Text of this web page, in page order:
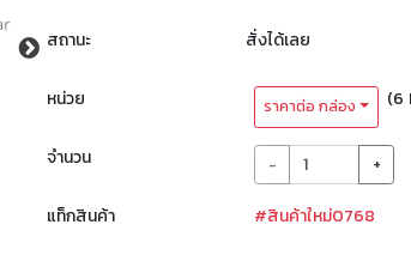
สถานะ สั่งได้เลย
หน่วย ราคาต่อ กล่อง (6
จำนวน - +
แท็กสินค้า #สินค้าใหม่0768